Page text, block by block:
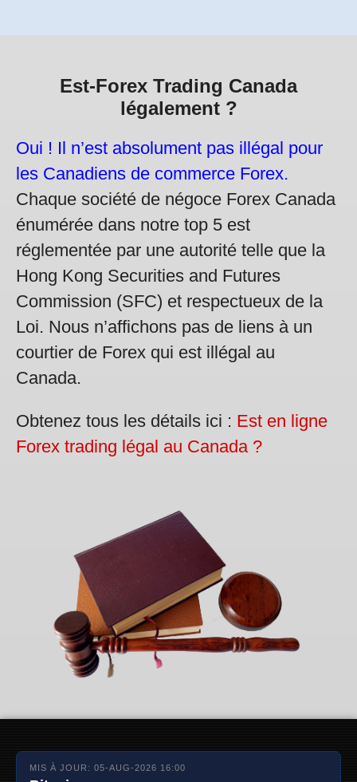
Est-Forex Trading Canada
légalement ?
Oui ! Il n’est absolument pas illégal pour
les Canadiens de commerce Forex.
Chaque société de négoce Forex Canada
énumérée dans notre top 5 est
réglementée par une autorité telle que la
Hong Kong Securities and Futures
Commission (SFC) et respectueux de la
Loi. Nous n’affichons pas de liens à un
courtier de Forex qui est illégal au
Canada.
Obtenez tous les détails ici : Est en ligne
Forex trading légal au Canada ?
MIS À JOUR: 05-AUG-2026 16:00